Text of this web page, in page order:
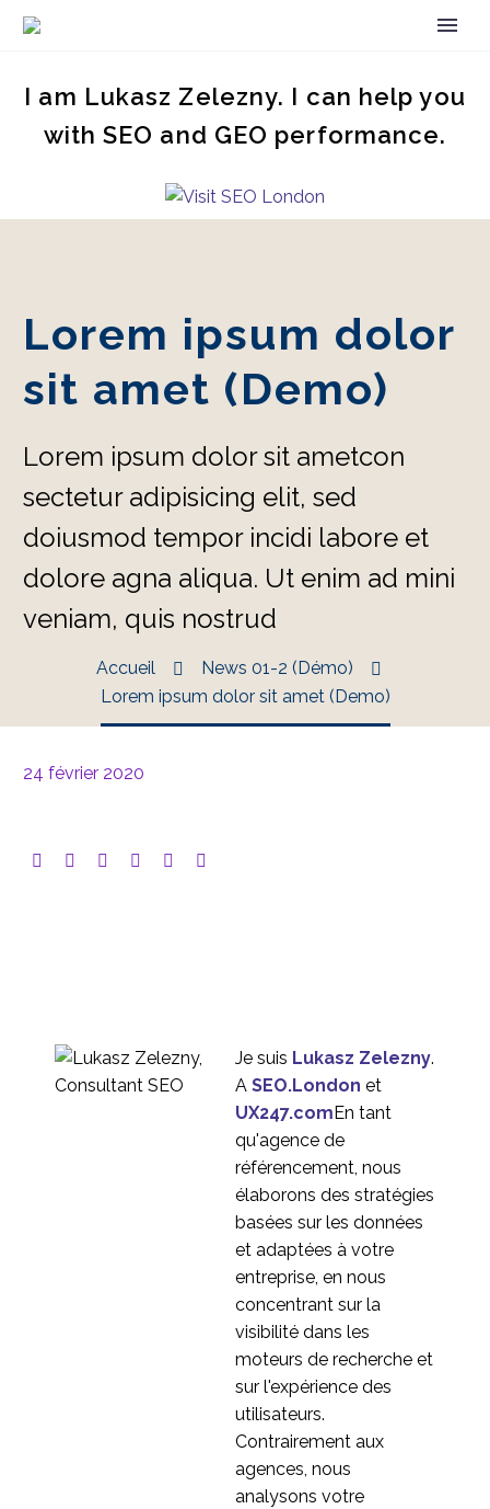
I am Lukasz Zelezny. I can help you
with SEO and GEO performance.
Lorem ipsum dolor
sit amet (Demo)
Lorem ipsum dolor sit ametcon
sectetur adipisicing elit, sed
doiusmod tempor incidi labore et
dolore agna aliqua. Ut enim ad mini
veniam, quis nostrud
Accueil
News 01-2 (Démo)
Lorem ipsum dolor sit amet (Demo)
24 février 2020
Je suis Lukasz Zelezny.
A SEO.London et
UX247.comEn tant
qu'agence de
référencement, nous
élaborons des stratégies
basées sur les données
et adaptées à votre
entreprise, en nous
concentrant sur la
visibilité dans les
moteurs de recherche et
sur l'expérience des
utilisateurs.
Contrairement aux
agences, nous
analysons votre